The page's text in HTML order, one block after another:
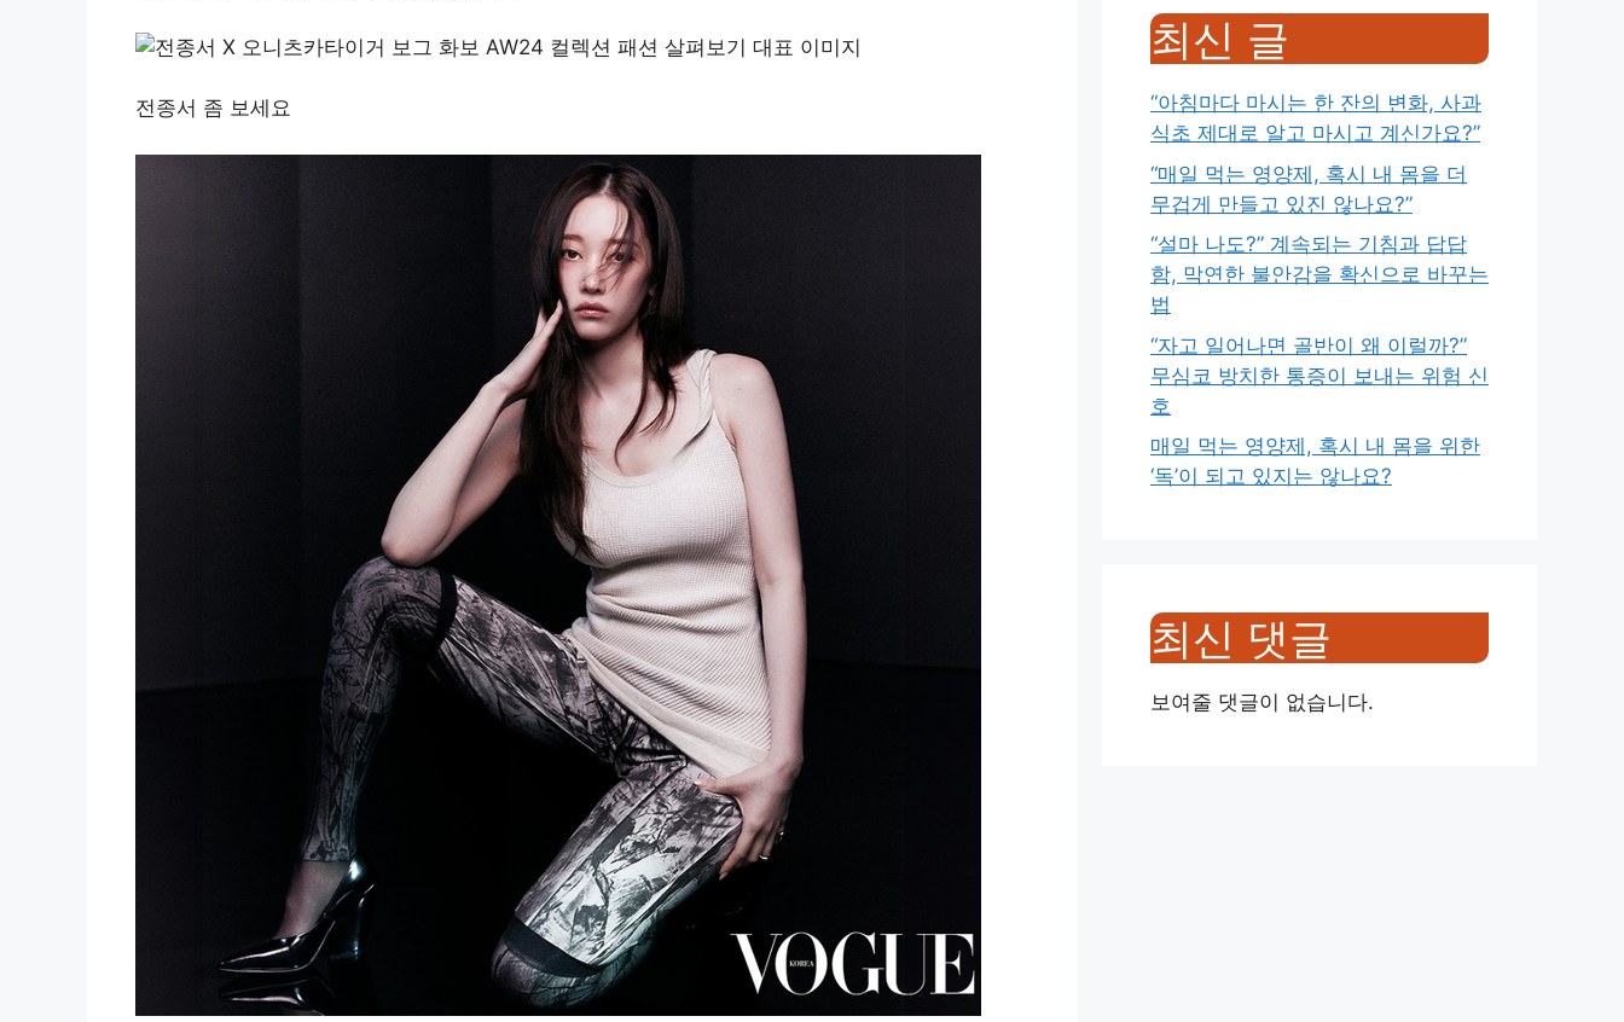
전종서 좀 보세요
최신 글
“아침마다 마시는 한 잔의 변화, 사과
식초 제대로 알고 마시고 계신가요?”
“매일 먹는 영양제, 혹시 내 몸을 더
무겁게 만들고 있진 않나요?”
“설마 나도?” 계속되는 기침과 답답
함, 막연한 불안감을 확신으로 바꾸는
법
“자고 일어나면 골반이 왜 이럴까?”
무심코 방치한 통증이 보내는 위험 신
호
매일 먹는 영양제, 혹시 내 몸을 위한
‘독’이 되고 있지는 않나요?
최신 댓글
보여줄 댓글이 없습니다.